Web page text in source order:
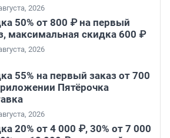
2026
50% от 800 ₽ на первый
максимальная скидка 600 ₽
2026
55% на первый заказ от 700
Пятёрочка
2026
20% от 4 000 ₽, 30% от 7 000